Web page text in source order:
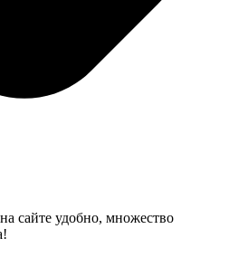
сайте удобно, множество